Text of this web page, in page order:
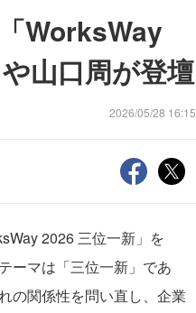
WorksWay
山口周が登壇
2026/05/28 16:15
2026 三位一新」を
ーマは「三位一新」であ
の関係性を問い直し、企業